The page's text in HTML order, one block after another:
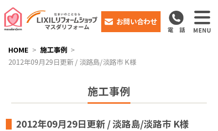
お問い合わせ
HOME
施工事例
2012年09月29日更新 / 淡路島/淡路市 K様
施工事例
2012年09月29日更新 / 淡路島/淡路市 K様